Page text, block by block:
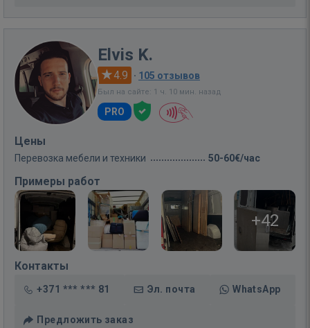
Elvis K.
4.9 · 105 отзывов
Был на сайте: 1 ч. 10 мин. назад
PRO
Цены
Перевозка мебели и техники 50-60€/час
Примеры работ
+42
Контакты
+371 *** *** 81 Эл. почта WhatsApp
Предложить заказ